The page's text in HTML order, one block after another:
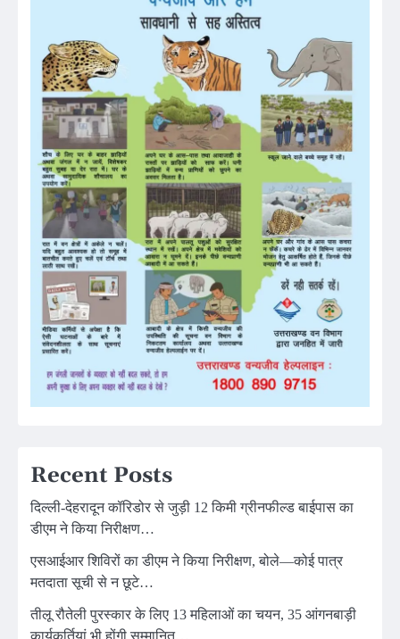
Recent Posts
दिल्ली-देहरादून कॉरिडोर से जुड़ी 12 किमी ग्रीनफील्ड बाईपास का
डीएम ने किया निरीक्षण…
एसआईआर शिविरों का डीएम ने किया निरीक्षण, बोले—कोई पात्र
मतदाता सूची से न छूटे…
तीलू रौतेली पुरस्कार के लिए 13 महिलाओं का चयन, 35 आंगनबाड़ी
कार्यकर्तियां भी होंगी सम्मानित…